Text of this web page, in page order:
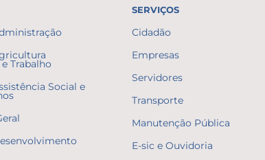
Trabalho
Social e
SERVIÇOS
Cidadão
Empresas
Servidores
Transporte
Manutenção Pública
E-sic e Ouvidoria